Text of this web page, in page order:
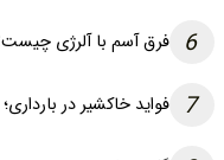
6 فرق آسم با آلرژی
7 فواید خاکشیر در